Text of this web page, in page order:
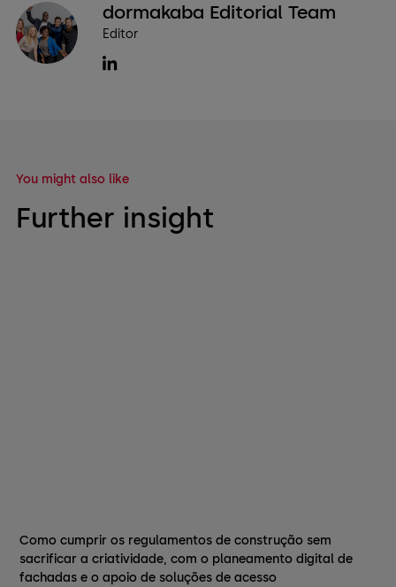
dormakaba Editorial Team
Editor
You might also like
Further insight
Como cumprir os regulamentos de construção sem
sacrificar a criatividade, com o planeamento digital de
fachadas e o apoio de soluções de acesso